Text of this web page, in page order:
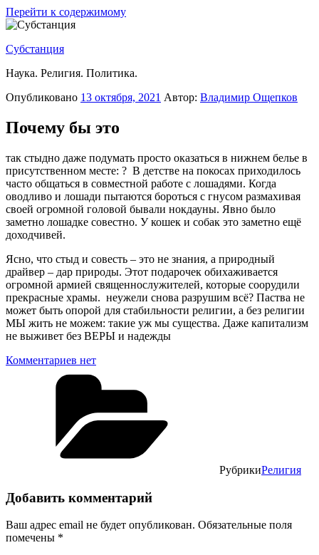
Перейти к содержимому
Субстанция
Наука. Религия. Политика.
Опубликовано 13 октября, 2021 Автор: Владимир Ощепков
Почему бы это
так стыдно даже подумать просто оказаться в нижнем белье в
присутственном месте: ? В детстве на покосах приходилось
часто общаться в совместной работе с лошадями. Когда
оводливо и лошади пытаются бороться с гнусом размахивая
своей огромной головой бывали нокдауны. Явно было
заметно лошадке совестно. У кошек и собак это заметно ещё
доходчивей.
Ясно, что стыд и совесть – это не знания, а природный
драйвер – дар природы. Этот подарочек обихаживается
огромной армией священнослужителей, которые соорудили
прекрасные храмы. неужели снова разрушим всё? Паства не
может быть опорой для стабильности религии, а без религии
МЫ жить не можем: такие уж мы существа. Даже капитализм
не выживет без ВЕРЫ и надежды
Комментариев нет
РубрикиРелигия
Добавить комментарий
Ваш адрес email не будет опубликован. Обязательные поля
помечены *